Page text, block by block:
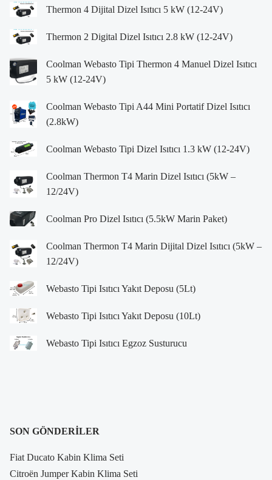
Thermon 4 Dijital Dizel Isıtıcı 5 kW (12-24V)
Thermon 2 Digital Dizel Isıtıcı 2.8 kW (12-24V)
Coolman Webasto Tipi Thermon 4 Manuel Dizel Isıtıcı
5 kW (12-24V)
Coolman Webasto Tipi A44 Mini Portatif Dizel Isıtıcı
(2.8kW)
Coolman Webasto Tipi Dizel Isıtıcı 1.3 kW (12-24V)
Coolman Thermon T4 Marin Dizel Isıtıcı (5kW –
12/24V)
Coolman Pro Dizel Isıtıcı (5.5kW Marin Paket)
Coolman Thermon T4 Marin Dijital Dizel Isıtıcı (5kW –
12/24V)
Webasto Tipi Isıtıcı Yakıt Deposu (5Lt)
Webasto Tipi Isıtıcı Yakıt Deposu (10Lt)
Webasto Tipi Isıtıcı Egzoz Susturucu
SON GÖNDERILER
Fiat Ducato Kabin Klima Seti
Citroën Jumper Kabin Klima Seti